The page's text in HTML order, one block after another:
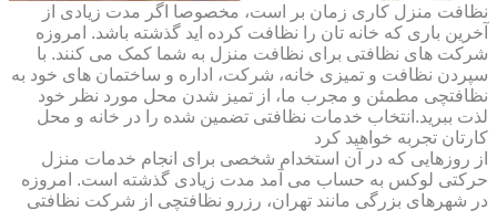
نظافت منزل کاری زمان بر است، مخصوصا اگر مدت زیادی از
آخرین باری که خانه تان را نظافت کرده اید گذشته باشد. امروزه
شرکت های نظافتی برای نظافت منزل به شما کمک می کنند. با
سپردن نظافت و تمیزی خانه، شرکت، اداره و ساختمان های خود به
نظافتچی مطمئن و مجرب ما، از تمیز شدن محل مورد نظر خود
لذت ببرید.انتخاب خدمات نظافتی تضمین شده را در خانه و محل
کارتان تجربه خواهید کرد
از روزهایی که در آن استخدام شخصی برای انجام خدمات منزل
حرکتی لوکس به حساب می آمد مدت زیادی گذشته است. امروزه
در شهرهای بزرگی مانند تهران، رزرو نظافتچی از شرکت نظافتی